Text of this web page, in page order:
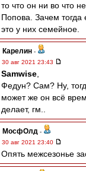
то что он ни во что
Попова. Зачем тогда
это у них семейное.
Карелин -
30 авг 2021 23:43
Samwise
Федун? Сам? Ну,
может же он всё
делает, гм..
МосфОлд -
30 авг 2021 23:40
Опять межсезонье